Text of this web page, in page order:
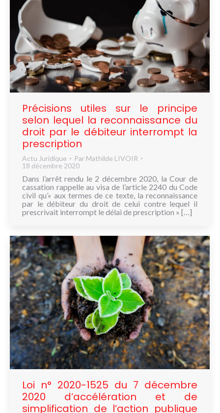
Précisions utiles sur le principe
selon lequel la reconnaissance du
droit par le débiteur interrompt la
prescription
Actu Juridique Par Mathilde LIVOIR
18 décembre 2020
Dans l’arrêt rendu le 2 décembre 2020, la Cour de
cassation rappelle au visa de l’article 2240 du Code
civil qu’« aux termes de ce texte, la reconnaissance
par le débiteur du droit de celui contre lequel il
prescrivait interrompt le délai de prescription » […]
Loi n° 2020-1525 du 7 décembre
2020 d’accélération et de
simplification de l’action publique